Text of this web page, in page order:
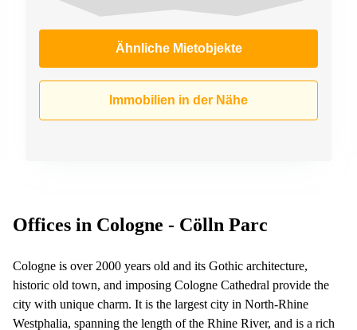
Ähnliche Mietobjekte
Immobilien in der Nähe
Offices in Cologne - Cölln Parc
Cologne is over 2000 years old and its Gothic architecture,
historic old town, and imposing Cologne Cathedral provide the
city with unique charm. It is the largest city in North-Rhine
Westphalia, spanning the length of the Rhine River, and is a rich